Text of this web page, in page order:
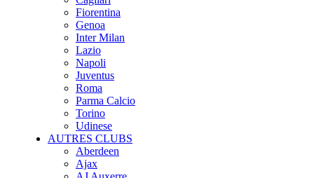
Fiorentina
Genoa
Inter Milan
Lazio
Napoli
Juventus
Roma
Parma Calcio
Torino
Udinese
AUTRES CLUBS
Aberdeen
Ajax